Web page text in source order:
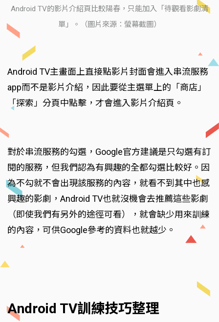
Android TV的影片介紹頁比較陽春，只能加入「待觀看影劇清
單」。（圖片來源：螢幕截圖）
Android TV主畫面上直接點影片封面會進入串流服務
app而不是影片介紹，因此要從主選單上的「商店」
「探索」分頁中點擊，才會進入影片介紹頁。
對於串流服務的勾選，Google官方建議是只勾選有訂
閱的服務，但我們認為有興趣的全都勾選比較好。因
為不勾就不會出現該服務的內容，就看不到其中也感
興趣的影劇，Android TV也就沒機會去推薦這些影劇
（即使我們有另外的途徑可看），就會缺少用來訓練
的內容，可供Google參考的資料也就越少。
Android TV訓練技巧整理